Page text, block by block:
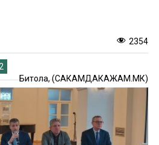
2354
Битола, (САКАМДАКАЖАМ.МК)